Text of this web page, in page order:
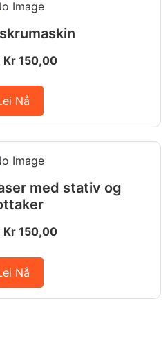
Kr 150,00
Nå
med stativ og
Kr 150,00
Nå